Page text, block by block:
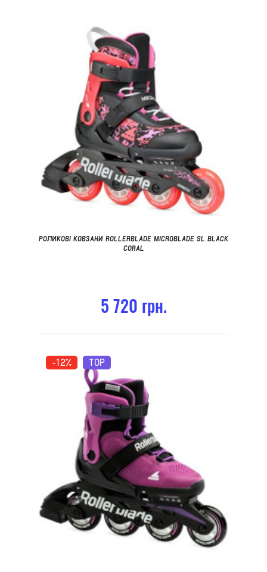
РОЛИКОВІ КОВЗАНИ ROLLERBLADE MICROBLADE SL BLACK
CORAL
5 720 грн.
-12% TOP